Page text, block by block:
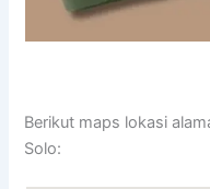
Berikut maps lokasi
Solo: